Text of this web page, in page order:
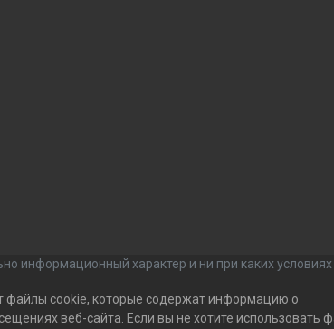
информационный характер и ни при каких
файлы cookie, которые содержат информацию о
веб-сайта. Если вы не хотите использовать